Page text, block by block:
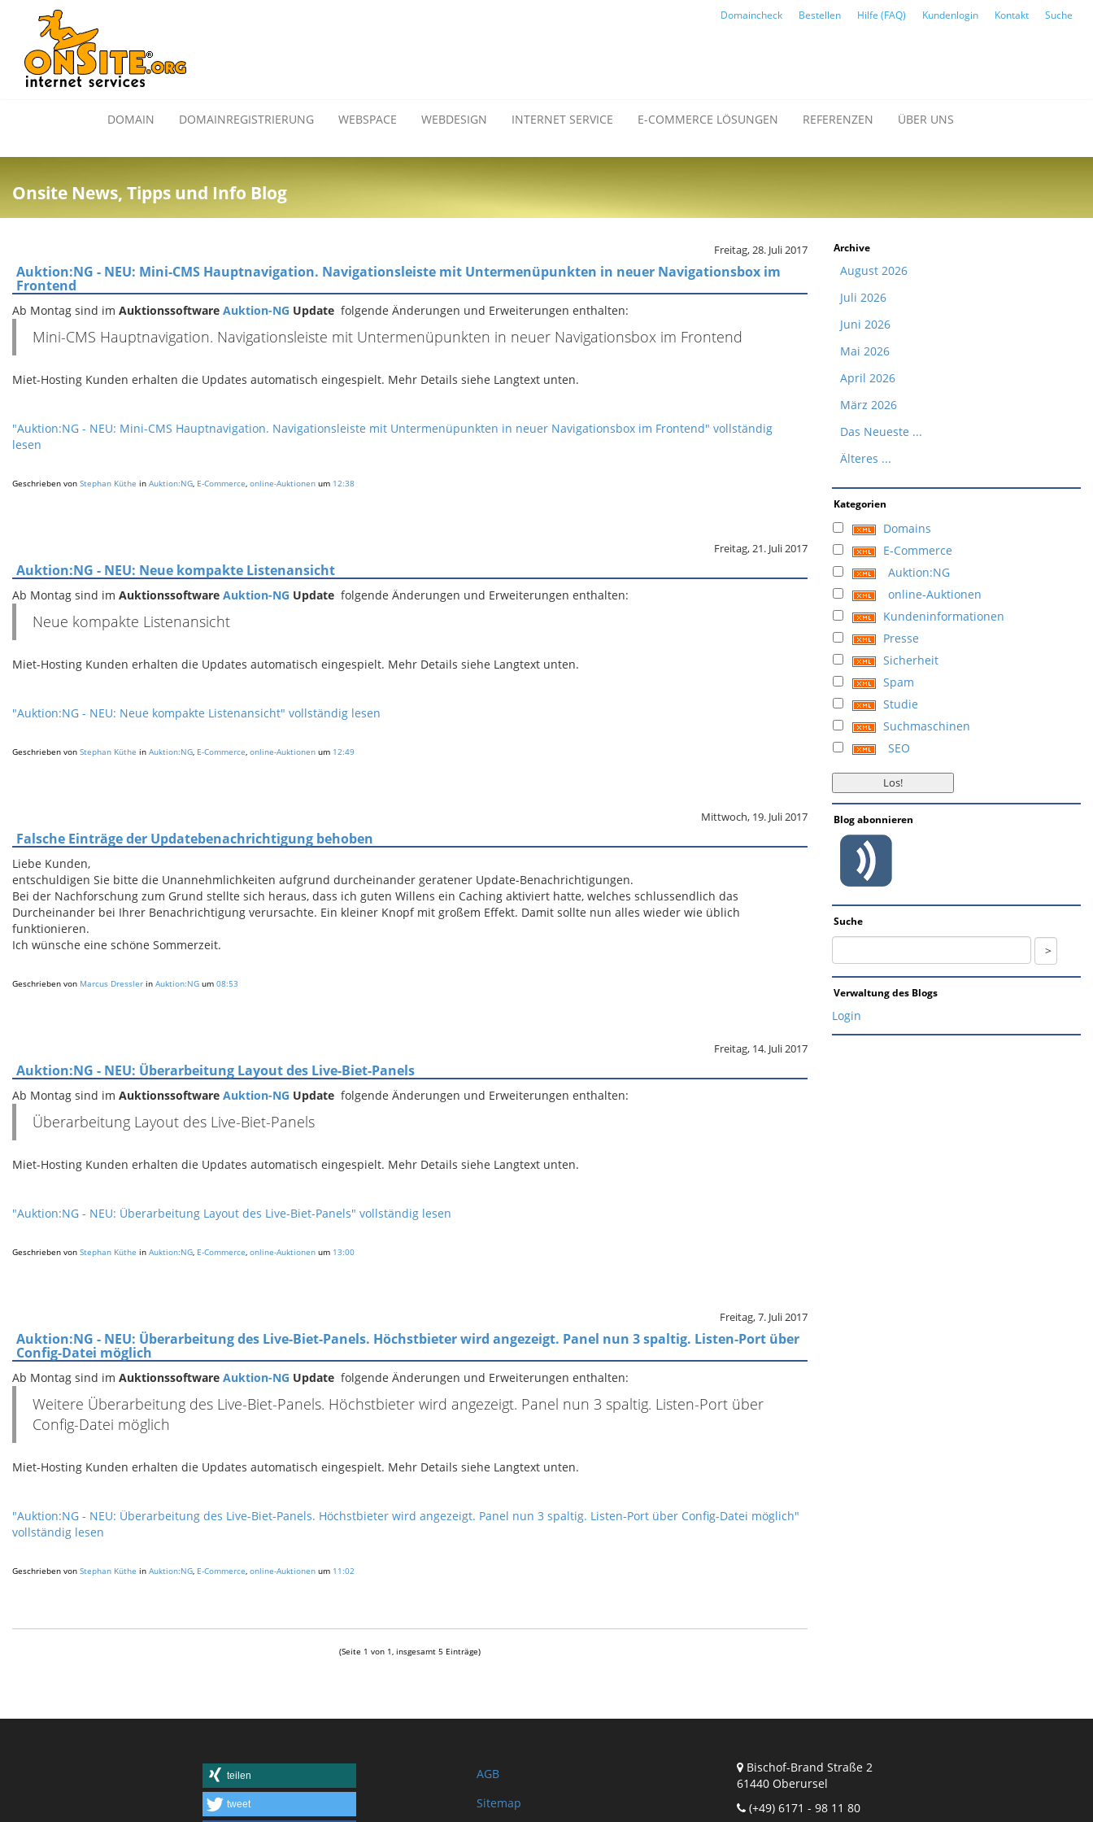
Domaincheck Bestellen Hilfe (FAQ) Kundenlogin Kontakt Suche
DOMAIN DOMAINREGISTRIERUNG WEBSPACE WEBDESIGN INTERNET SERVICE E-COMMERCE LÖSUNGEN REFERENZEN ÜBER UNS
Onsite News, Tipps und Info Blog
Freitag, 28. Juli 2017
Auktion:NG - NEU: Mini-CMS Hauptnavigation. Navigationsleiste mit Untermenüpunkten in neuer Navigationsbox im
Frontend
Ab Montag sind im Auktionssoftware Auktion-NG Update folgende Änderungen und Erweiterungen enthalten:
Mini-CMS Hauptnavigation. Navigationsleiste mit Untermenüpunkten in neuer Navigationsbox im Frontend
Miet-Hosting Kunden erhalten die Updates automatisch eingespielt. Mehr Details siehe Langtext unten.
"Auktion:NG - NEU: Mini-CMS Hauptnavigation. Navigationsleiste mit Untermenüpunkten in neuer Navigationsbox im Frontend" vollständig
lesen
Geschrieben von Stephan Küthe in Auktion:NG, E-Commerce, online-Auktionen um 12:38
Freitag, 21. Juli 2017
Auktion:NG - NEU: Neue kompakte Listenansicht
Ab Montag sind im Auktionssoftware Auktion-NG Update folgende Änderungen und Erweiterungen enthalten:
Neue kompakte Listenansicht
Miet-Hosting Kunden erhalten die Updates automatisch eingespielt. Mehr Details siehe Langtext unten.
"Auktion:NG - NEU: Neue kompakte Listenansicht" vollständig lesen
Geschrieben von Stephan Küthe in Auktion:NG, E-Commerce, online-Auktionen um 12:49
Mittwoch, 19. Juli 2017
Falsche Einträge der Updatebenachrichtigung behoben
Liebe Kunden,
entschuldigen Sie bitte die Unannehmlichkeiten aufgrund durcheinander geratener Update-Benachrichtigungen.
Bei der Nachforschung zum Grund stellte sich heraus, dass ich guten Willens ein Caching aktiviert hatte, welches schlussendlich das
Durcheinander bei Ihrer Benachrichtigung verursachte. Ein kleiner Knopf mit großem Effekt. Damit sollte nun alles wieder wie üblich
funktionieren.
Ich wünsche eine schöne Sommerzeit.
Geschrieben von Marcus Dressler in Auktion:NG um 08:53
Freitag, 14. Juli 2017
Auktion:NG - NEU: Überarbeitung Layout des Live-Biet-Panels
Ab Montag sind im Auktionssoftware Auktion-NG Update folgende Änderungen und Erweiterungen enthalten:
Überarbeitung Layout des Live-Biet-Panels
Miet-Hosting Kunden erhalten die Updates automatisch eingespielt. Mehr Details siehe Langtext unten.
"Auktion:NG - NEU: Überarbeitung Layout des Live-Biet-Panels" vollständig lesen
Geschrieben von Stephan Küthe in Auktion:NG, E-Commerce, online-Auktionen um 13:00
Freitag, 7. Juli 2017
Auktion:NG - NEU: Überarbeitung des Live-Biet-Panels. Höchstbieter wird angezeigt. Panel nun 3 spaltig. Listen-Port über
Config-Datei möglich
Ab Montag sind im Auktionssoftware Auktion-NG Update folgende Änderungen und Erweiterungen enthalten:
Weitere Überarbeitung des Live-Biet-Panels. Höchstbieter wird angezeigt. Panel nun 3 spaltig. Listen-Port über
Config-Datei möglich
Miet-Hosting Kunden erhalten die Updates automatisch eingespielt. Mehr Details siehe Langtext unten.
"Auktion:NG - NEU: Überarbeitung des Live-Biet-Panels. Höchstbieter wird angezeigt. Panel nun 3 spaltig. Listen-Port über Config-Datei möglich"
vollständig lesen
Geschrieben von Stephan Küthe in Auktion:NG, E-Commerce, online-Auktionen um 11:02
(Seite 1 von 1, insgesamt 5 Einträge)
Archive
August 2026
Juli 2026
Juni 2026
Mai 2026
April 2026
März 2026
Das Neueste ...
Älteres ...
Kategorien
Domains
E-Commerce
Auktion:NG
online-Auktionen
Kundeninformationen
Presse
Sicherheit
Spam
Studie
Suchmaschinen
SEO
Blog abonnieren
Suche
Verwaltung des Blogs
Login
teilen
tweet
AGB
Sitemap
Bischof-Brand Straße 2
61440 Oberursel
(+49) 6171 - 98 11 80